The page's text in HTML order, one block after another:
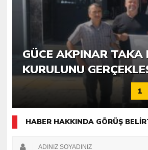
6. GÜCE TEKKEKÖY
KATILIMLA
GÜCE AKPINAR TAKA
KURULUNU
1
HABER HAKKINDA GÖRÜŞ